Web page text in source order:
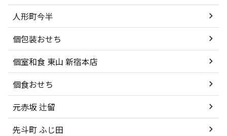
人形町今半
個包装おせち
個室和食 東山 新宿本店
個食おせち
元赤坂 辻留
先斗町 ふじ田